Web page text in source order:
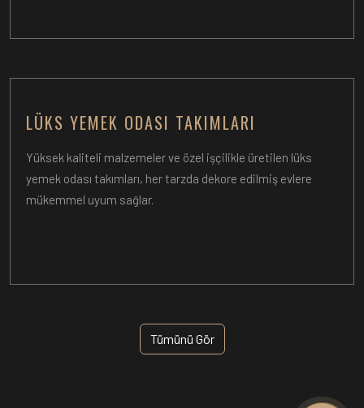
LÜKS YEMEK ODASI TAKIMLARI
Yüksek kaliteli malzemeler ve özel işçilikle üretilen lüks
yemek odası takımları, her tarzda dekore edilmiş evlere
mükemmel uyum sağlar.
Tümünü Gör